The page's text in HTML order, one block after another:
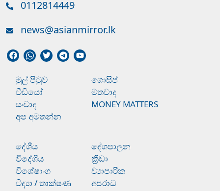
0112814449
news@asianmirror.lk
මුල් පිටුව
ගොසිප්
වීඩියෝ
මතවාද
සංවාද
MONEY MATTERS
අප අමතන්න
දේශීය
දේශපාලන
විදේශීය
ක්‍රීඩා
විශේෂාංග
ව්‍යාපාරික
විද්‍යා / තාක්ෂණ
අපරාධ